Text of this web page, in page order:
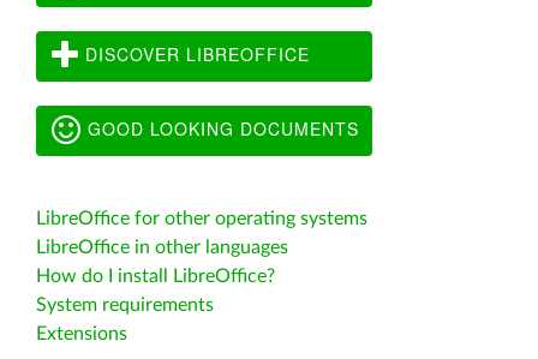
DISCOVER LIBREOFFICE
GOOD LOOKING DOCUMENTS
LibreOffice for other operating systems
LibreOffice in other languages
How do I install LibreOffice?
System requirements
Extensions